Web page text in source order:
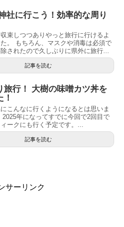
社に行こう！効率的な周り
束しつつありやっと旅行に行けるよ
。 もちろん、マスクや消毒は必須で
されたので久しぶりに県外に旅行...
記事を読む
旅行！ 大樹の味噌カツ丼を
こんなに行くようになるとは思いま
2025年になってすでに今回で2回目で
ークにも行く予定です。...
記事を読む
サーリンク